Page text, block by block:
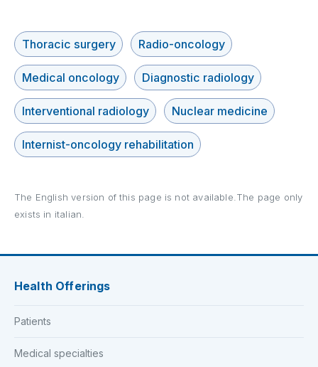
Thoracic surgery Radio-oncology
Medical oncology Diagnostic radiology
Interventional radiology Nuclear medicine
Internist-oncology rehabilitation
The English version of this page is not available.The page only
exists in italian.
Health Offerings
Patients
Medical specialties